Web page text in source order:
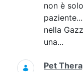
non è
nella
una...
Pet